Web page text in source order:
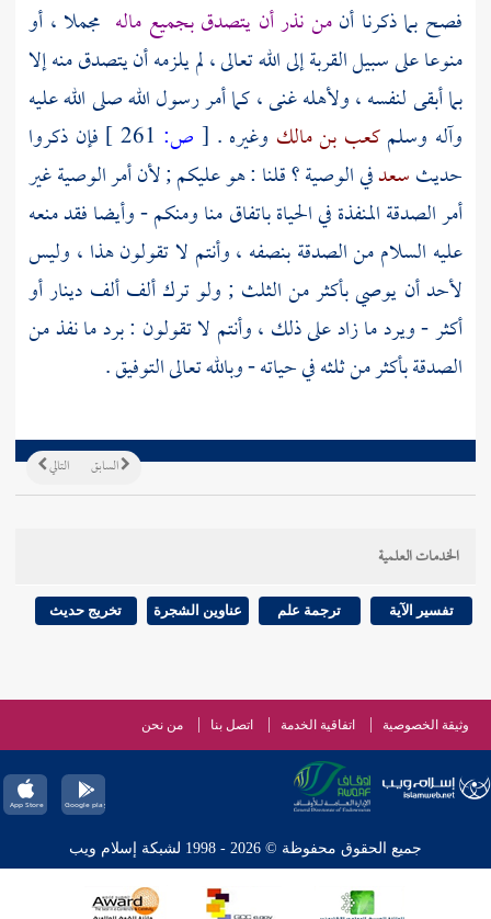
فصح بما ذكرنا أنمن نذر أن يتصدق بجميع ماله مجملا ، أو
منوعا على سبيل القربة إلى الله تعالى ، لم يلزمه أن يتصدق منه إلا
بما أبقى لنفسه ، ولأهله غنى ، كما أمر رسول الله صلى الله عليه
وآله وسلمكعب بن مالك وغيره . [ ص:
فإن ذكروا
حديثسعدفي الوصية ؟ قلنا : هو عليكم ; لأن أمر الوصية غير
أمر الصدقة المنفذة في الحياة باتفاق منا ومنكم - وأيضا فقد منعه
عليه السلام من الصدقة بنصفه ، وأنتم لا تقولون هذا ، وليس
لأحد أن يوصي بأكثر من الثلث ; ولو ترك ألف ألف دينار أو
أكثر - ويرد ما زاد على ذلك ، وأنتم لا تقولون : برد ما نفذ من
الصدقة بأكثر من ثلثه في حياته - وبالله تعالى التوفيق .
التالي السابق
الخدمات العلمية
تفسير الآية ترجمة علم عناوين الشجرة تخريج حديث
وثيقة الخصوصية اتفاقية الخدمة اتصل بنا من نحن
جميع الحقوق محفوظة © 2026 - 1998 لشبكة إسلام ويب